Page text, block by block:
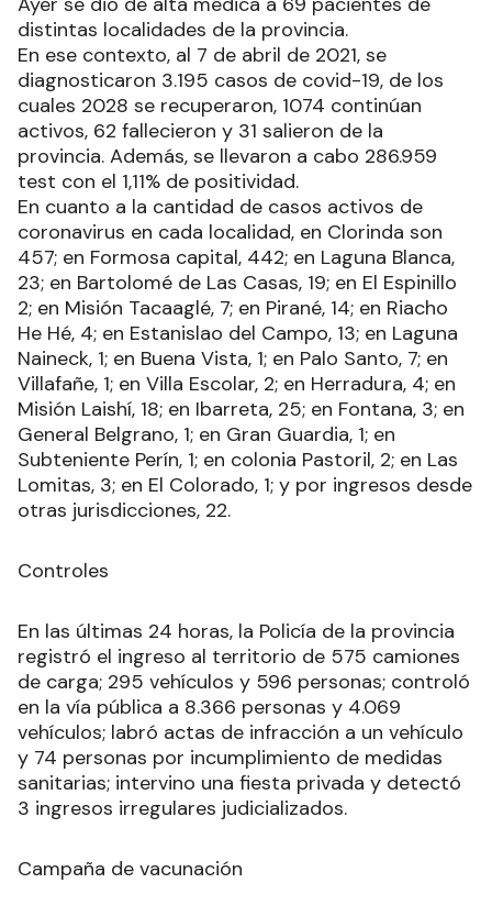
distintas localidades de la provincia.
En ese contexto, al 7 de abril de 2021, se
diagnosticaron 3.195 casos de covid-19, de los
cuales 2028 se recuperaron, 1074 continúan
activos, 62 fallecieron y 31 salieron de la
provincia. Además, se llevaron a cabo 286.959
test con el 1,11% de positividad.
En cuanto a la cantidad de casos activos de
coronavirus en cada localidad, en Clorinda son
457; en Formosa capital, 442; en Laguna Blanca,
23; en Bartolomé de Las Casas, 19; en El Espinillo
2; en Misión Tacaaglé, 7; en Pirané, 14; en Riacho
He Hé, 4; en Estanislao del Campo, 13; en Laguna
Naineck, 1; en Buena Vista, 1; en Palo Santo, 7; en
Villafañe, 1; en Villa Escolar, 2; en Herradura, 4; en
Misión Laishí, 18; en Ibarreta, 25; en Fontana, 3; en
General Belgrano, 1; en Gran Guardia, 1; en
Subteniente Perín, 1; en colonia Pastoril, 2; en Las
Lomitas, 3; en El Colorado, 1; y por ingresos desde
otras jurisdicciones, 22.
Controles
En las últimas 24 horas, la Policía de la provincia
registró el ingreso al territorio de 575 camiones
de carga; 295 vehículos y 596 personas; controló
en la vía pública a 8.366 personas y 4.069
vehículos; labró actas de infracción a un vehículo
y 74 personas por incumplimiento de medidas
sanitarias; intervino una fiesta privada y detectó
3 ingresos irregulares judicializados.
Campaña de vacunación